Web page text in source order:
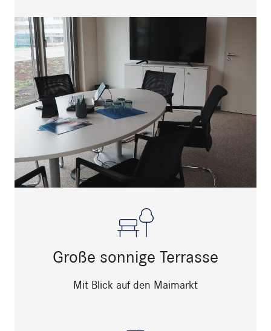
Große sonnige Terrasse
Mit Blick auf den Maimarkt